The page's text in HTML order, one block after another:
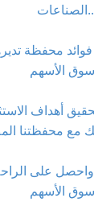
الصناعات..
محفظة
أهداف
على